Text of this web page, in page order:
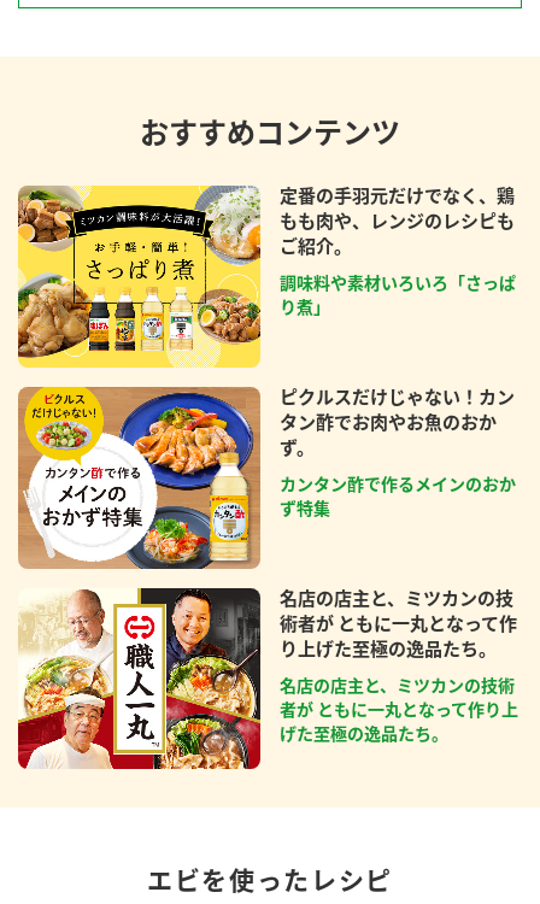
おすすめコンテンツ
定番の手羽元だけでなく、鶏
もも肉や、レンジのレシピも
ご紹介。
調味料や素材いろいろ「さっぱ
り煮」
ピクルスだけじゃない！カン
タン酢でお肉やお魚のおか
ず。
カンタン酢で作るメインのおか
ず特集
名店の店主と、ミツカンの技
術者が ともに一丸となって作
り上げた至極の逸品たち。
名店の店主と、ミツカンの技術
者が ともに一丸となって作り上
げた至極の逸品たち。
エビを使ったレシピ